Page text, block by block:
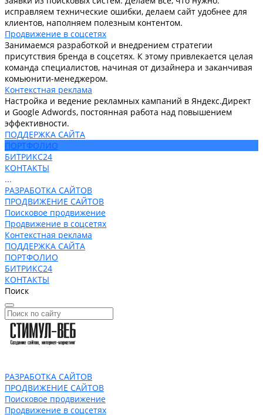
исправляем технические ошибки, делаем сайт удобнее для
клиентов, наполняем полезным контентом.
Продвижение в соцсетях
Занимаемся разработкой и внедрением стратегии
присутствия бренда в соцсетях. К этому привлекается целая
команда специалистов, начиная от дизайнера и заканчивая
комьюнити-менеджером.
Контекстная реклама
Настройка и ведение рекламных кампаний в Яндекс.Директ
и Google Adwords, постоянная работа над повышением
эффективности.
ПОДДЕРЖКА САЙТА
ПОРТФОЛИО
БИТРИКС24
КОНТАКТЫ
...
РАЗРАБОТКА САЙТОВ
ПРОДВИЖЕНИЕ САЙТОВ
Поисковое продвижение
Продвижение в соцсетях
Контекстная реклама
ПОДДЕРЖКА САЙТА
ПОРТФОЛИО
БИТРИКС24
КОНТАКТЫ
Поиск
РАЗРАБОТКА САЙТОВ
ПРОДВИЖЕНИЕ САЙТОВ
Поисковое продвижение
Продвижение в соцсетях